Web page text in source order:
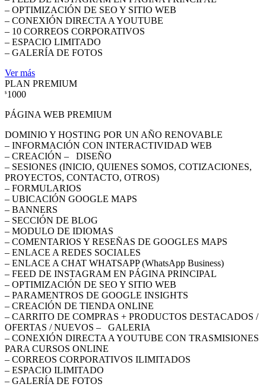
– OPTIMIZACIÓN DE SEO Y SITIO WEB
– CONEXIÓN DIRECTA A YOUTUBE
– 10 CORREOS CORPORATIVOS
– ESPACIO LIMITADO
– GALERÍA DE FOTOS
Ver más
PLAN PREMIUM
$1000
PÁGINA WEB PREMIUM
DOMINIO Y HOSTING POR UN AÑO RENOVABLE
– INFORMACIÓN CON INTERACTIVIDAD WEB
– CREACIÓN – DISEÑO
– SESIONES (INICIO, QUIENES SOMOS, COTIZACIONES,
PROYECTOS, CONTACTO, OTROS)
– FORMULARIOS
– UBICACIÓN GOOGLE MAPS
– BANNERS
– SECCIÓN DE BLOG
– MODULO DE IDIOMAS
– COMENTARIOS Y RESEÑAS DE GOOGLES MAPS
– ENLACE A REDES SOCIALES
– ENLACE A CHAT WHATSAPP (WhatsApp Business)
– FEED DE INSTAGRAM EN PÁGINA PRINCIPAL
– OPTIMIZACIÓN DE SEO Y SITIO WEB
– PARAMENTROS DE GOOGLE INSIGHTS
– CREACIÓN DE TIENDA ONLINE
– CARRITO DE COMPRAS + PRODUCTOS DESTACADOS /
OFERTAS / NUEVOS – GALERIA
– CONEXIÓN DIRECTA A YOUTUBE CON TRASMISIONES
PARA CURSOS ONLINE
– CORREOS CORPORATIVOS ILIMITADOS
– ESPACIO ILIMITADO
– GALERÍA DE FOTOS